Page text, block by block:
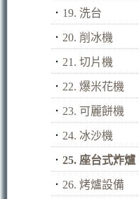
． 19. 洗台
． 20. 削冰機
． 21. 切片機
． 22. 爆米花機
． 23. 可麗餅機
． 24. 冰沙機
． 25. 座台式炸爐
． 26. 烤爐設備